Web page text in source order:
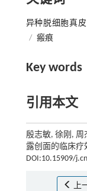
异种脱细胞真
/ 瘢痕
Key words
引用本文
殷志敏, 徐刚,
露创面的临床疗
DOI:10.15909/
上